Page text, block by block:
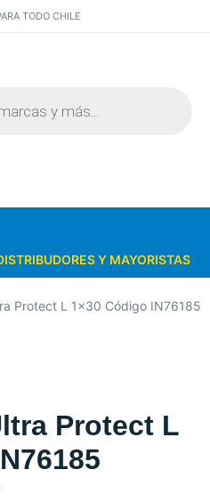
TODO CHILE
Y MAYORISTAS
Protect L 1×30 Código IN76185
Protect L